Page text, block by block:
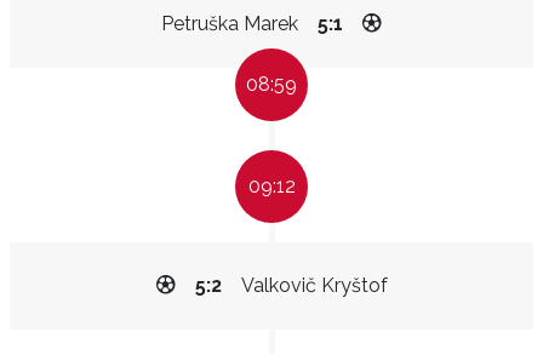
Petruška Marek 5:1
08:59
09:12
Valkovič Kryštof
5:2